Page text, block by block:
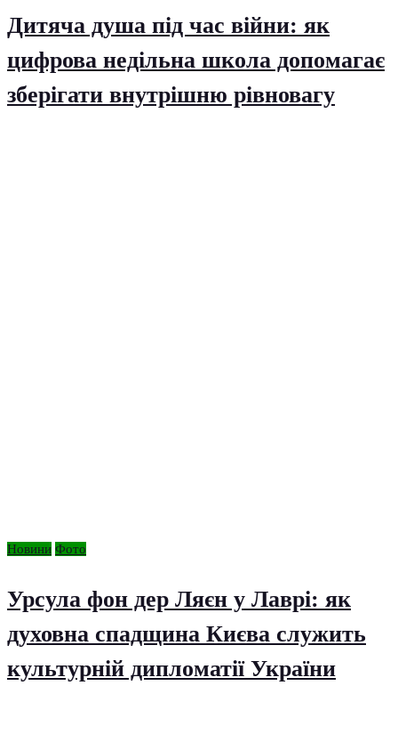
Дитяча душа під час війни: як
цифрова недільна школа допомагає
зберігати внутрішню рівновагу
Новини Фото
Урсула фон дер Ляєн у Лаврі: як
духовна спадщина Києва служить
культурній дипломатії України